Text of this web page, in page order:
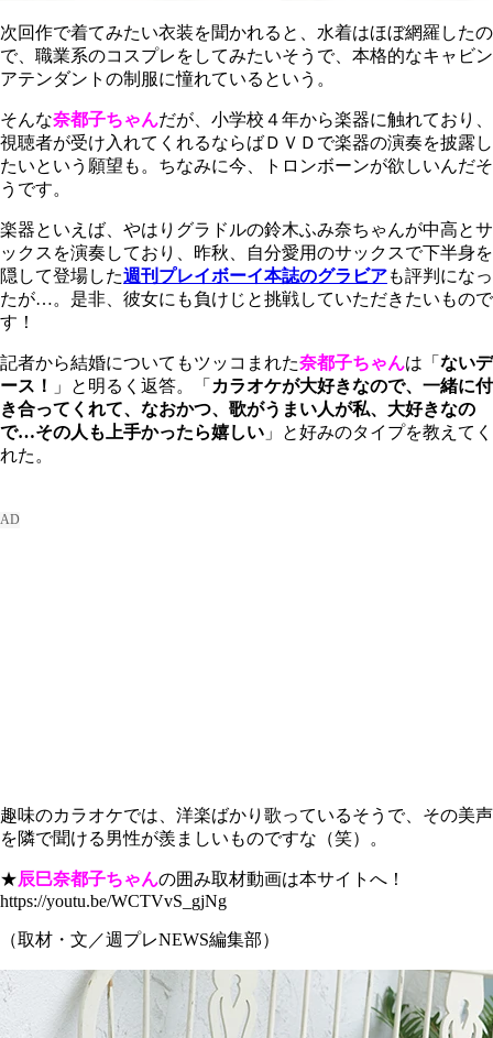
次回作で着てみたい衣装を聞かれると、水着はほぼ網羅したの
で、職業系のコスプレをしてみたいそうで、本格的なキャビン
アテンダントの制服に憧れているという。
そんな奈都子ちゃんだが、小学校４年から楽器に触れており、
視聴者が受け入れてくれるならばＤＶＤで楽器の演奏を披露し
たいという願望も。ちなみに今、トロンボーンが欲しいんだそ
うです。
楽器といえば、やはりグラドルの鈴木ふみ奈ちゃんが中高とサ
ックスを演奏しており、昨秋、自分愛用のサックスで下半身を
隠して登場した週刊プレイボーイ本誌のグラビアも評判になっ
たが…。是非、彼女にも負けじと挑戦していただきたいもので
す！
記者から結婚についてもツッコまれた奈都子ちゃんは「 ないデ
ース！
」と明るく返答。「 カラオケが大好きなので、一緒に付
き合ってくれて、なおかつ、歌がうまい人が私、大好きなの
で…その人も上手かったら嬉しい 」と好みのタイプを教えてく
れた。
趣味のカラオケでは、洋楽ばかり歌っているそうで、その美声
を隣で聞ける男性が羨ましいものですな（笑）。
★辰巳奈都子ちゃんの囲み取材動画は本サイトへ！
https://youtu.be/WCTVvS_gjNg
（取材・文／週プレNEWS編集部）